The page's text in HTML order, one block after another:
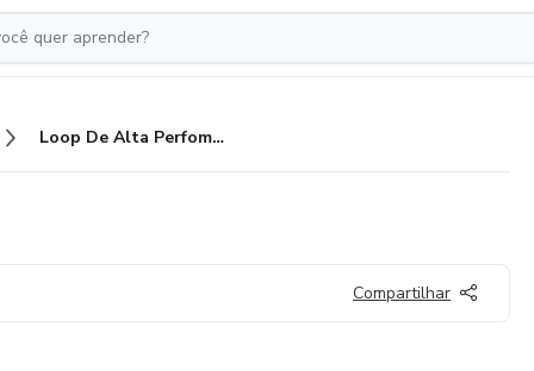
Loop De Alta Perfomance
Compartilhar